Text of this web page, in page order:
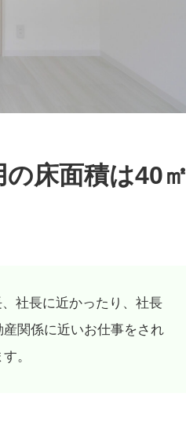
床面積は40㎡
、社長に近かったり、社長
関係に近いお仕事をされ
。